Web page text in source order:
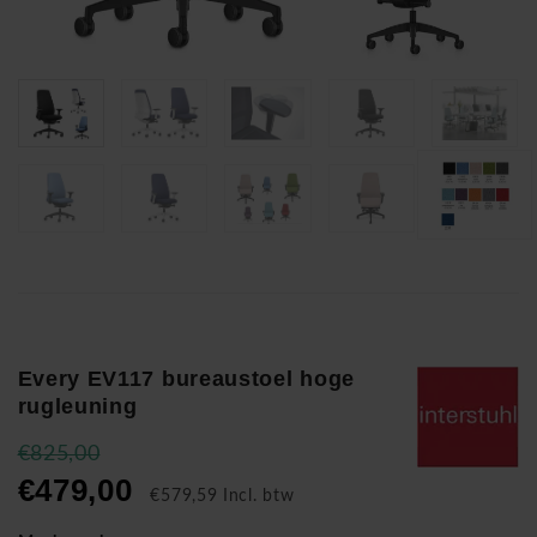
Every EV117 bureaustoel hoge
rugleuning
€825,00
€479,00 €579,59 Incl. btw